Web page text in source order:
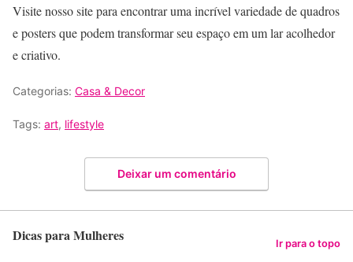
Visite nosso site para encontrar uma incrível variedade de quadros
e posters que podem transformar seu espaço em um lar acolhedor
e criativo.
Categorias: Casa & Decor
Tags: art, lifestyle
Deixar um comentário
Dicas para Mulheres Ir para o topo